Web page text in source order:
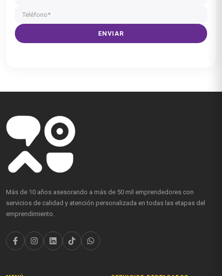
Más de 10 años asesorando a más de 50 mil emprendedores con
servicios de calidad y atención personalizada en todas las etapas del
emprendimiento.